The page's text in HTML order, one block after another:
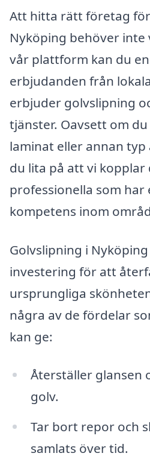
Att hitta rätt företag
Nyköping behöver inte
vår plattform kan du
erbjudanden från
erbjuder golvslipning
tjänster. Oavsett om
laminat eller annan typ
du lita på att vi kopplar
professionella som
kompetens inom
Golvslipning i
investering för att
ursprungliga
några av de fördelar
kan ge:
Återställer glansen
golv.
Tar bort repor och
samlats över tid.